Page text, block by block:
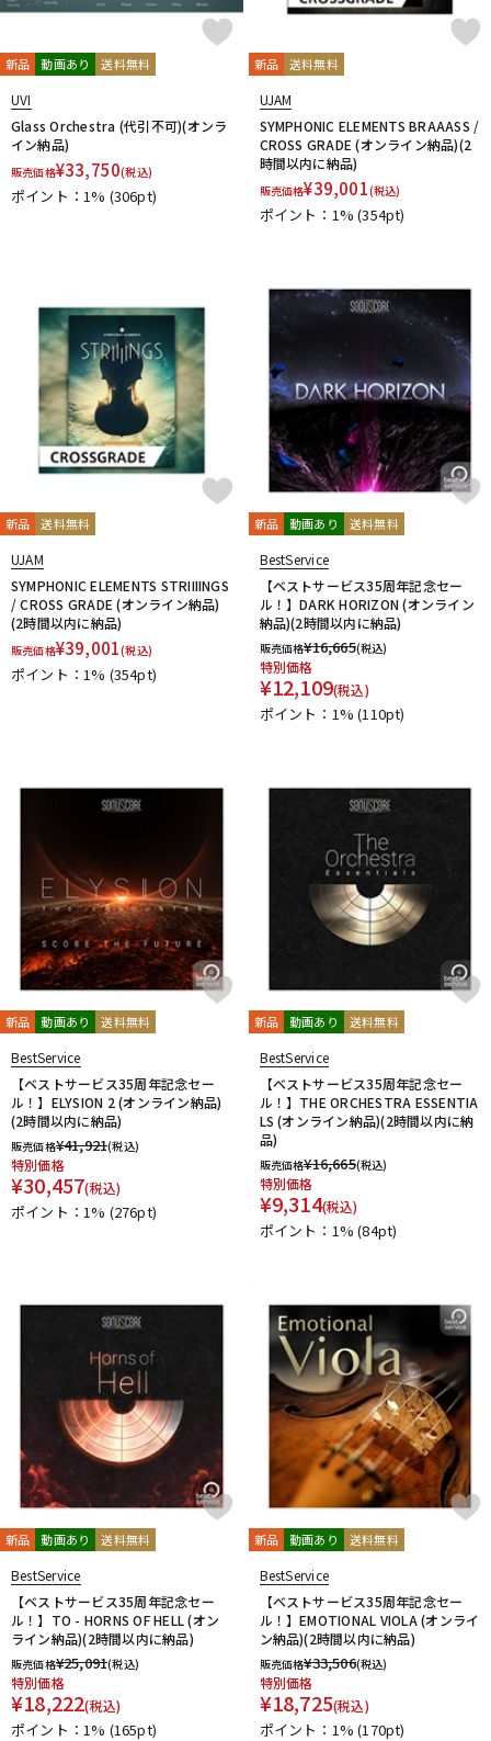
新品 動画あり 送料無料
UVI
Glass Orchestra (代引不可)(オンラ
イン納品)
販売価格¥33,750(税込)
ポイント：1% (306pt)
新品 送料無料
UJAM
SYMPHONIC ELEMENTS BRAAASS /
CROSS GRADE (オンライン納品)(2
時間以内に納品)
販売価格¥39,001(税込)
ポイント：1%(354pt)
新品 送料無料
UJAM
SYMPHONIC ELEMENTS STRIIIINGS
/ CROSS GRADE (オンライン納品)
(2時間以内に納品)
販売価格¥39,001(税込)
ポイント：1% (354pt)
新品 動画あり 送料無料
BestService
【ベストサービス35周年記念セー
ル！】DARK HORIZON (オンライン
納品)(2時間以内に納品)
販売価格¥16,665(税込)
特別価格
¥12,109(税込)
ポイント：1%(110pt)
新品 動画あり 送料無料
BestService
【ベストサービス35周年記念セー
ル！】ELYSION 2 (オンライン納品)
(2時間以内に納品)
販売価格¥41,921(税込)
特別価格
¥30,457(税込)
ポイント：1% (276pt)
新品 動画あり 送料無料
BestService
【ベストサービス35周年記念セー
ル！】THE ORCHESTRA ESSENTIA
LS (オンライン納品)(2時間以内に納
品)
販売価格¥16,665(税込)
特別価格
¥9,314(税込)
ポイント：1%(84pt)
新品 動画あり 送料無料
BestService
【ベストサービス35周年記念セー
ル！】TO - HORNS OF HELL (オン
ライン納品)(2時間以内に納品)
販売価格¥25,091(税込)
特別価格
¥18,222(税込)
ポイント：1% (165pt)
新品 動画あり 送料無料
BestService
【ベストサービス35周年記念セー
ル！】EMOTIONAL VIOLA (オンライ
ン納品)(2時間以内に納品)
販売価格¥33,506(税込)
特別価格
¥18,725(税込)
ポイント：1%(170pt)